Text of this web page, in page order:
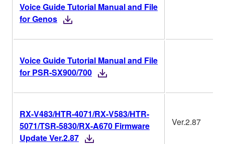
Voice Guide Tutorial Manual and File
for Genos
Voice Guide Tutorial Manual and File
for PSR-SX900/700
RX-V483/HTR-4071/RX-V583/HTR-
5071/TSR-5830/RX-A670 Firmware
Update Ver.2.87
Ver.2.87